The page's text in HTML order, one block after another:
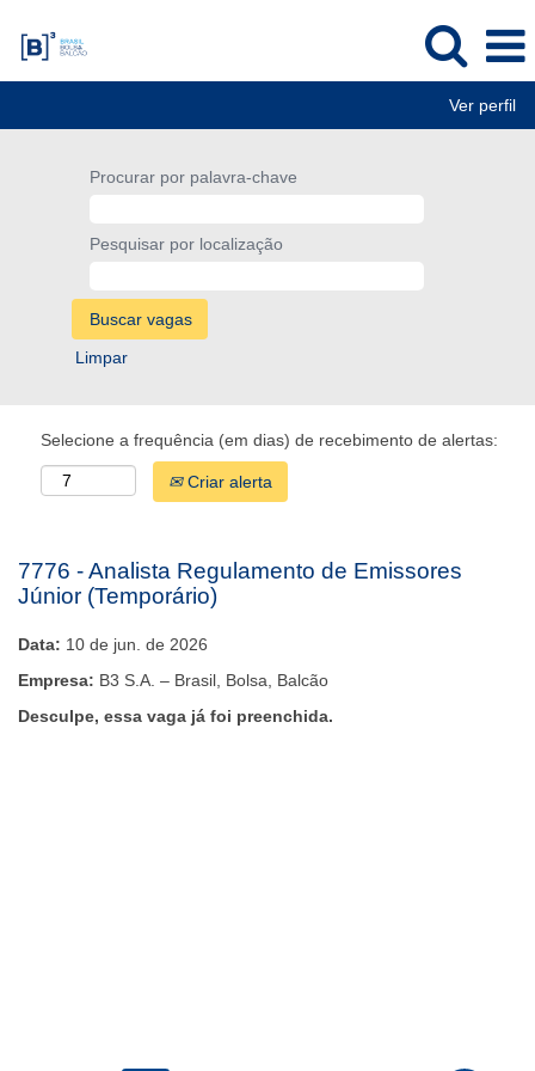
Ver perfil
Procurar por palavra-chave
Pesquisar por localização
Limpar
Selecione a frequência (em dias) de recebimento de alertas:
Criar alerta
7776 - Analista Regulamento de Emissores
Júnior (Temporário)
Data: 10 de jun. de 2026
Empresa: B3 S.A. – Brasil, Bolsa, Balcão
Desculpe, essa vaga já foi preenchida.